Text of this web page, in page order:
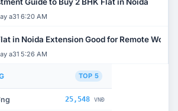
a31 6:20 AM
in Noida Extension Good for Remote Work?
a31 5:26 AM
TOP 5
25,548 VNĐ